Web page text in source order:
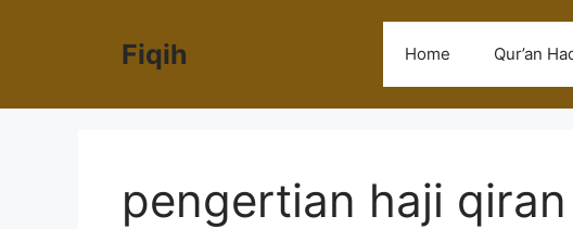
Fiqih Home Qur’an
pengertian haji qiran